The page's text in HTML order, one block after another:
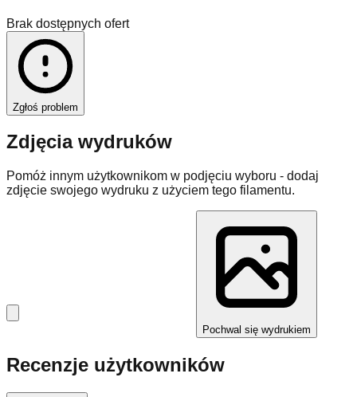
Brak dostępnych ofert
Zgłoś problem
Zdjęcia wydruków
Pomóż innym użytkownikom w podjęciu wyboru - dodaj
zdjęcie swojego wydruku z użyciem tego filamentu.
Pochwal się wydrukiem
Recenzje użytkowników